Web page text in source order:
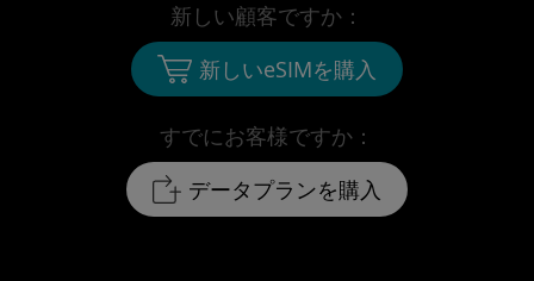
すでにお客様ですか：
データプランを購入
新しい顧客ですか：
新しいeSIMを購入